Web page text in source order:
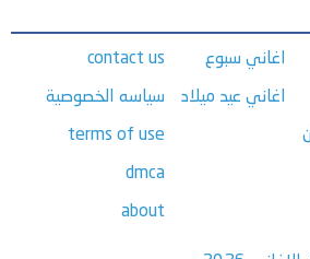
اغاني سبوع
اغاني عيد ميلاد
contact us
سياسه الخصوصية
terms of use
dmca
about